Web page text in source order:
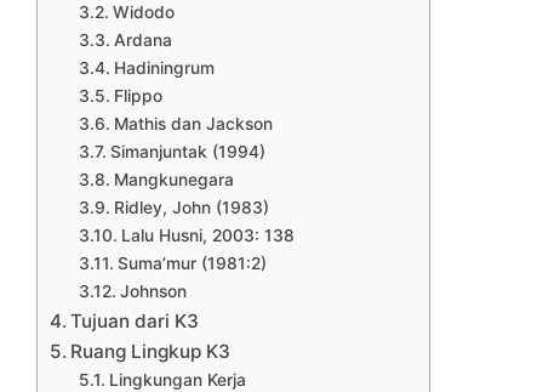
Widodo
Ardana
Hadiningrum
Flippo
Mathis dan Jackson
Simanjuntak (1994)
Mangkunegara
Ridley, John (1983)
Lalu Husni, 2003: 138
Suma’mur (1981:2)
Johnson
Tujuan dari K3
Ruang Lingkup K3
Lingkungan Kerja